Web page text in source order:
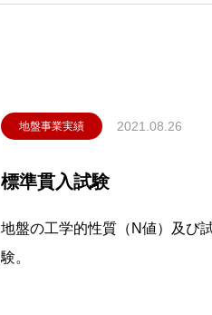
地盤事業実績 2021.08.26
標準貫入試験
地盤の工学的性質（N値）及び
験。